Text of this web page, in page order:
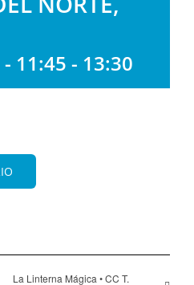
11:45 - 13:30
La Linterna Mágica • CC T.